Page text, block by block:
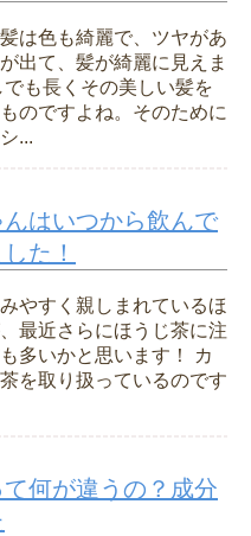
は色も綺麗で、ツヤがあ
出て、髪が綺麗に見えま
も長くその美しい髪を
のですよね。そのために
...
はいつから飲んで
た！
やすく親しまれているほ
最近さらにほうじ茶に注
多いかと思います！ カ
を取り扱っているのです
何が違うの？成分